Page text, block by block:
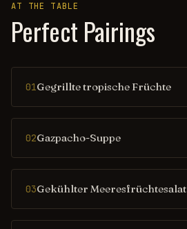
AT THE TABLE
Perfect Pairings
01Gegrillte tropische Früchte
02Gazpacho-Suppe
03Gekühlter Meeresfrüchtesalat